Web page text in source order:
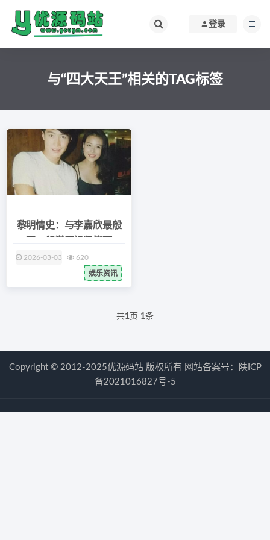
登录
与“四大天王”相关的TAG标签
黎明情史：与李嘉欣最般
2026-03-03 620
娱乐资讯
共1 页 1条
Copyright © 2012-2025优源码站 版权所有 网站备案号：
陕ICP
备2021016827号-5